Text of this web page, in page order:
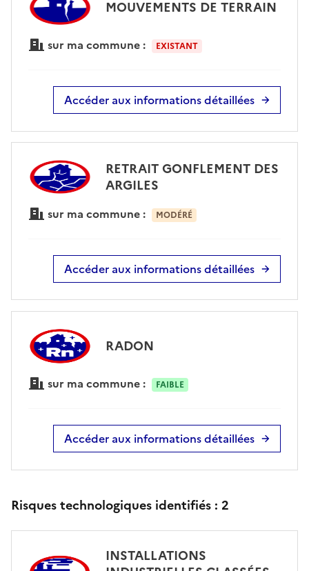
MOUVEMENTS DE TERRAIN
sur ma commune : EXISTANT
Accéder aux informations détaillées
RETRAIT GONFLEMENT DES
ARGILES
sur ma commune : MODÉRÉ
Accéder aux informations détaillées
RADON
sur ma commune : FAIBLE
Accéder aux informations détaillées
Risques technologiques identifiés : 2
INSTALLATIONS